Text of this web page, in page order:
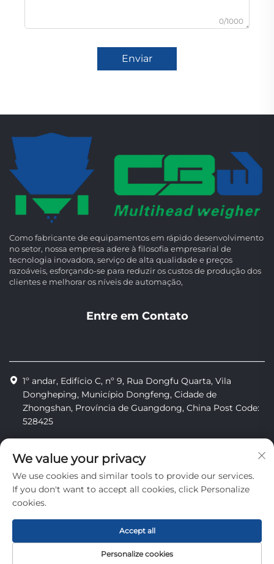
0/1000
Enviar
Como fabricante de equipamentos em rápido desenvolvimento
no setor, nossa empresa adere à filosofia empresarial de
tecnologia inovadora, serviço de alta qualidade e preços
razoáveis, esforçando-se para reduzir os custos de produção dos
clientes e melhorar os níveis de automação,
Entre em Contato
1º andar, Edifício C, nº 9, Rua Dongfu Quarta, Vila
Dongheping, Município Dongfeng, Cidade de
Zhongshan, Província de Guangdong, China Post Code:
528425
[email protected]
Política de Privacidade
We value your privacy
We use cookies and similar tools to provide our services.
If you don't want to accept all cookies, click Personalize
cookies.
Personalize cookies
Accept all